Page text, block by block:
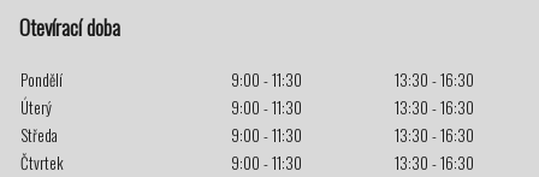
Otevírací doba
Pondělí 9:00 - 11:30
13:30 - 16:30
Úterý
9:00 - 11:30
13:30 - 16:30
Středa
9:00 - 11:30
13:30 - 16:30
Čtvrtek
9:00 - 11:30
13:30 - 16:30